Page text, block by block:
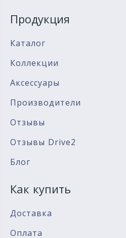
Продукция
Каталог
Коллекции
Аксессуары
Производители
Отзывы
Отзывы Drive2
Блог
Как купить
Доставка
Оплата